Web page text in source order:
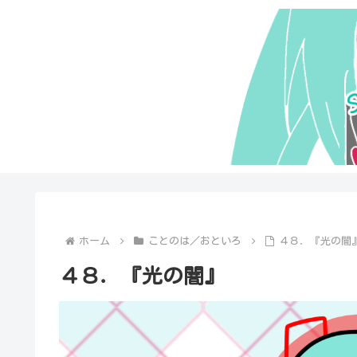
ホーム ことのは／おといろ ４８．『光の闇
４８．『光の闇』